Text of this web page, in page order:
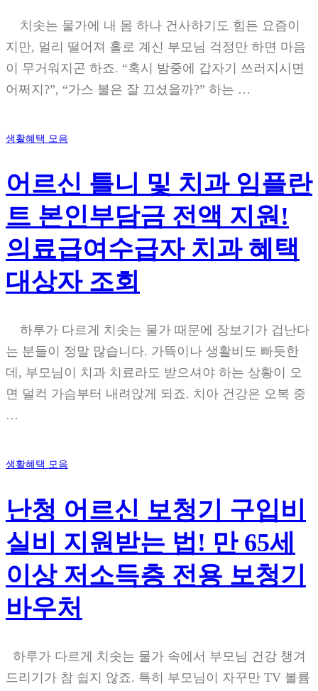
치솟는 물가에 내 몸 하나 건사하기도 힘든 요즘이
지만, 멀리 떨어져 홀로 계신 부모님 걱정만 하면 마음
이 무거워지곤 하죠. “혹시 밤중에 갑자기 쓰러지시면
어쩌지?”, “가스 불은 잘 끄셨을까?” 하는 …
생활혜택 모음
어르신 틀니 및 치과 임플란
트 본인부담금 전액 지원!
의료급여수급자 치과 혜택
대상자 조회
하루가 다르게 치솟는 물가 때문에 장보기가 겁난다
는 분들이 정말 많습니다. 가뜩이나 생활비도 빠듯한
데, 부모님이 치과 치료라도 받으셔야 하는 상황이 오
면 덜컥 가슴부터 내려앉게 되죠. 치아 건강은 오복 중
…
생활혜택 모음
난청 어르신 보청기 구입비
실비 지원받는 법! 만 65세
이상 저소득층 전용 보청기
바우처
하루가 다르게 치솟는 물가 속에서 부모님 건강 챙겨
드리기가 참 쉽지 않죠. 특히 부모님이 자꾸만 TV 볼륨